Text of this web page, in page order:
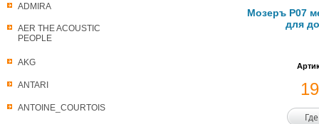
ADMIRA
AER THE ACOUSTIC
PEOPLE
AKG
ANTARI
ANTOINE_COURTOIS
Мозеръ P07
для